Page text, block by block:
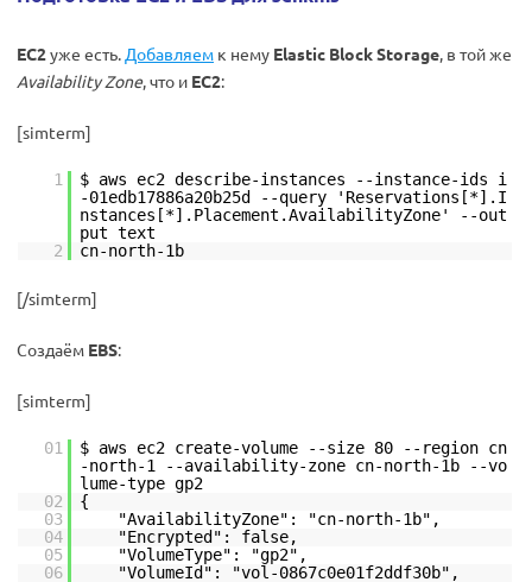
EC2уже есть. Добавляем к нему Elastic Block Storage, в той же
Availability Zone, что и EC2:
[simterm]
1
$ aws ec2 describe-instances --instance-ids i
-01edb17886a20b25d --query 'Reservations[*].I
nstances[*].Placement.AvailabilityZone' --out
put text
2
cn-north-1b
[/simterm]
Создаём EBS:
[simterm]
01
$ aws ec2 create-volume --size 80 --region cn
-north-1 --availability-zone cn-north-1b --vo
lume-type gp2
02
{
03
"AvailabilityZone": "cn-north-1b",
04
"Encrypted": false,
05
"VolumeType": "gp2",
06
"VolumeId": "vol-0867c0e01f2ddf30b",